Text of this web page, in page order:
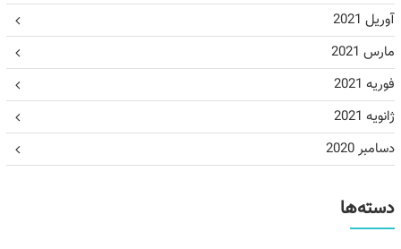
آوریل 2021
مارس 2021
فوریه 2021
ژانویه 2021
دسامبر 2020
دسته‌ها